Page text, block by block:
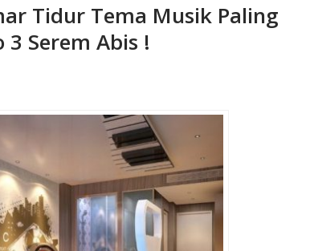
Tidur Tema Musik Paling
Serem Abis !